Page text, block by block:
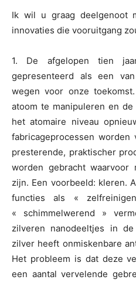
Ik wil u graag deelgenoot
innovaties die vooruitgang
1. De afgelopen tien
gepresenteerd als een
wegen voor onze
atoom te manipuleren en
het atomaire niveau
fabricageprocessen
presterende, praktischer
worden gebracht waarvoor
zijn. Een voorbeeld: kleren.
functies als «
« schimmelwerend »
zilveren nanodeeltjes in
zilver heeft onmiskenbare
Het probleem is dat deze
een aantal vervelende